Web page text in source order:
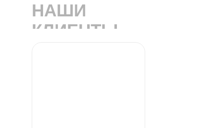
НАШИ
КЛИЕНТЫ